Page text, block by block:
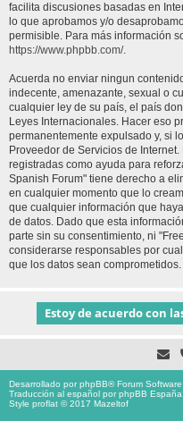
facilita discusiones basadas en
lo que aprobamos y/o
permisible. Para más información
https://www.phpbb.com/.
Acuerda no enviar ningun
indecente, amenazante, sexual o
cualquier ley de su país, el país
Leyes Internacionales. Hacer eso
permanentemente expulsado y, si
Proveedor de Servicios de
registradas como ayuda para
Spanish Forum" tiene derecho a
en cualquier momento que lo
que cualquier información que
de datos. Dado que esta
parte sin su consentimiento, ni
considerarse responsables por
que los datos sean comprometidos.
Desarrollado porphpBB® Forum
Traducción al español porphpBB España
Style proflat © 2017 Mazeltof